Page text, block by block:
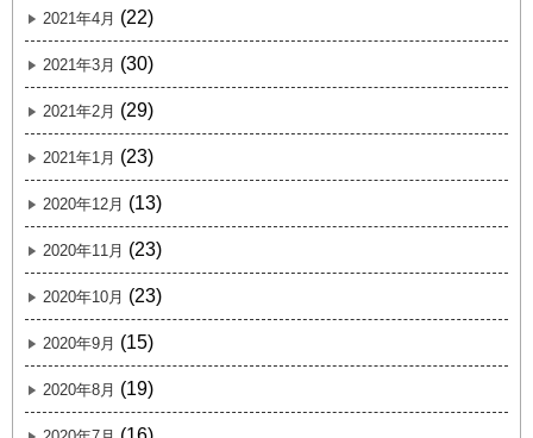
2021年4月 (22)
2021年3月 (30)
2021年2月 (29)
2021年1月 (23)
2020年12月 (13)
2020年11月 (23)
2020年10月 (23)
2020年9月 (15)
2020年8月 (19)